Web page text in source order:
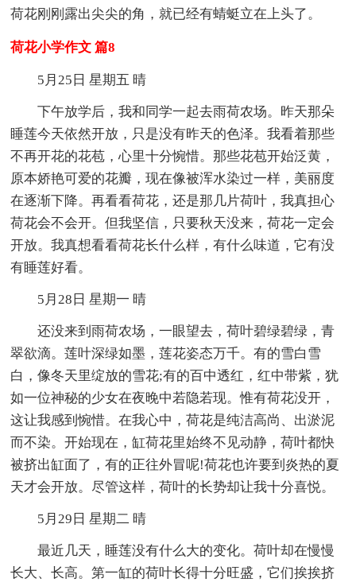
荷花刚刚露出尖尖的角，就已经有蜻蜓立在上头了。
荷花小学作文 篇8
5月25日 星期五 晴
下午放学后，我和同学一起去雨荷农场。昨天那朵
睡莲今天依然开放，只是没有昨天的色泽。我看着那些
不再开花的花苞，心里十分惋惜。那些花苞开始泛黄，
原本娇艳可爱的花瓣，现在像被浑水染过一样，美丽度
在逐渐下降。再看看荷花，还是那几片荷叶，我真担心
荷花会不会开。但我坚信，只要秋天没来，荷花一定会
开放。我真想看看荷花长什么样，有什么味道，它有没
有睡莲好看。
5月28日 星期一 晴
还没来到雨荷农场，一眼望去，荷叶碧绿碧绿，青
翠欲滴。莲叶深绿如墨，莲花姿态万千。有的雪白雪
白，像冬天里绽放的雪花;有的百中透红，红中带紫，犹
如一位神秘的少女在夜晚中若隐若现。惟有荷花没开，
这让我感到惋惜。在我心中，荷花是纯洁高尚、出淤泥
而不染。开始现在，缸荷花里始终不见动静，荷叶都快
被挤出缸面了，有的正往外冒呢!荷花也许要到炎热的夏
天才会开放。尽管这样，荷叶的长势却让我十分喜悦。
5月29日 星期二 晴
最近几天，睡莲没有什么大的变化。荷叶却在慢慢
长大、长高。第一缸的荷叶长得十分旺盛，它们挨挨挤